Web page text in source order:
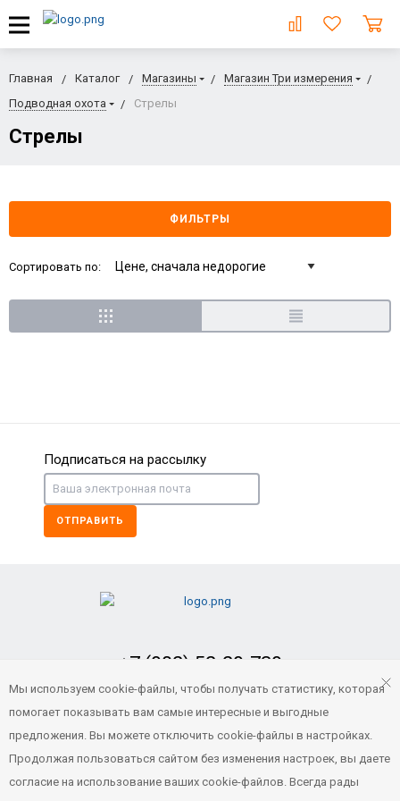
Главная Каталог Магазины
Магазин Три измерения
Подводная охота
Стрелы
Стрелы
ФИЛЬТРЫ
Сортировать по:
Подписаться на рассылку
ОТПРАВИТЬ
+7 (902) 52-29-739
Заказать обратный звонок
© 2021 Все права защищены
Мы используем cookie-файлы, чтобы получать статистику, которая
помогает показывать вам самые интересные и выгодные
предложения. Вы можете отключить cookie-файлы в настройках.
Продолжая пользоваться сайтом без изменения настроек, вы даете
согласие на использование ваших cookie-файлов. Всегда рады